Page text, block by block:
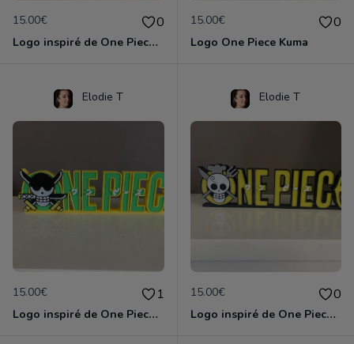
15.00€ 0
Logo inspiré de One Piece - To Be Continued
15.00€ 0
Logo One Piece Kuma
Elodie T
15.00€ 1
Logo inspiré de One Piece - Zoro
Elodie T
15.00€ 0
Logo inspiré de One Piece Sanji